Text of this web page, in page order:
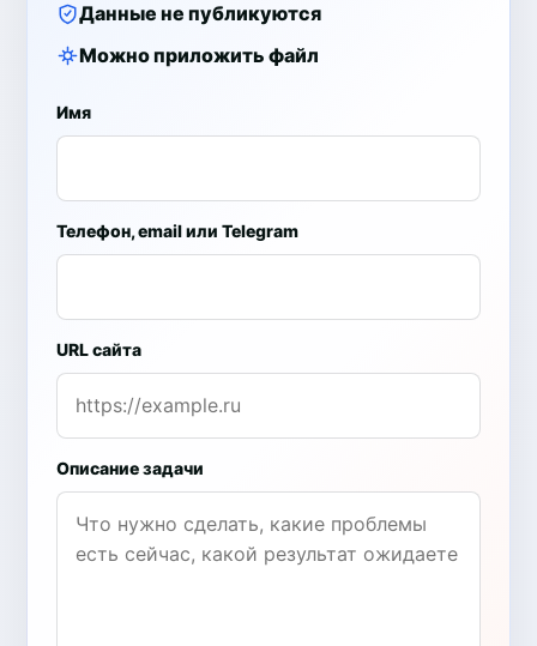
Данные не публикуются
Можно приложить файл
Имя
Телефон, email или Telegram
URL сайта
Описание задачи